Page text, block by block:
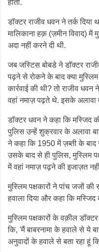
होता.
डॉक्टर राजीव धवन ने तर्क दिया
मालिकाना हक़ (ज़मीन विवाद) में
अदा नहीं करने दी थी.
जब जस्टिस बोबडे ने डॉक्टर
पढ़ने से रोकने के बाद क्या
कार्रवाई की थी? तो राजीव
वहां नमाज़ पढ़ते थे. इसके अलावा
डॉक्टर धवन ने कहा कि मस्जिद
पुलिस उन्हें शुक्रवार के अलावा
ने कहा कि 1950 में ज़ब्ती के
उसके बाद से ही पुलिस, मुस्लिम
में वहां नमाज़ पढ़ने की इजाज़त
मुस्लिम पक्षकारों ने पांच जजों की
हवाला दिया और कहा कि मस्जिद
मुस्लिम पक्षकारों के वक़ील
कि, 'मैं बाबरनामा के हवाले से ये
अनुवादों के हवाले से बता रहा हूं